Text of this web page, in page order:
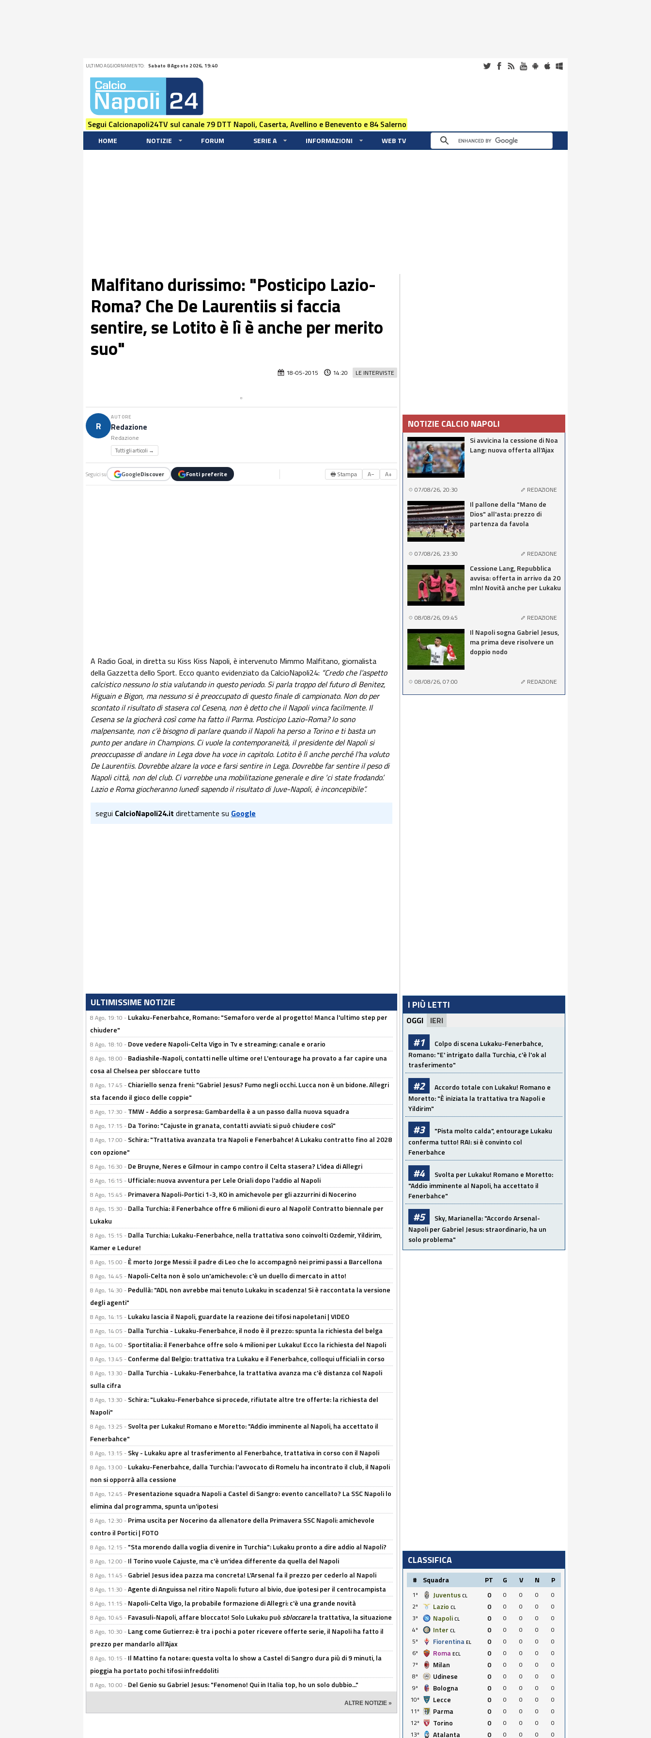
ULTIMO AGGIORNAMENTO: Sabato 8 Agosto 2026, 19:40
Segui Calcionapoli24TV sul canale 79 DTT Napoli, Caserta, Avellino e Benevento e 84 Salerno
HOME NOTIZIE FORUM SERIE A INFORMAZIONI WEB TV
Malfitano durissimo: "Posticipo Lazio-
Roma? Che De Laurentiis si faccia
sentire, se Lotito è lì è anche per merito
suo"
LE INTERVISTE
18-05-2015 14:20
R
AUTORE
Redazione
Redazione
Tutti gli articoli →
Seguici su GoogleDiscover Fonti preferite 🖶 Stampa A− A+
A Radio Goal, in diretta su Kiss Kiss Napoli, è intervenuto Mimmo Malfitano, giornalista
della Gazzetta dello Sport. Ecco quanto evidenziato da CalcioNapoli24: “Credo che l’aspetto
calcistico nessuno lo stia valutando in questo periodo. Si parla troppo del futuro di Benitez,
Higuain e Bigon, ma nessuno si è preoccupato di questo finale di campionato. Non do per
scontato il risultato di stasera col Cesena, non è detto che il Napoli vinca facilmente. Il
Cesena se la giocherà così come ha fatto il Parma. Posticipo Lazio-Roma? Io sono
malpensante, non c’è bisogno di parlare quando il Napoli ha perso a Torino e ti basta un
punto per andare in Champions. Ci vuole la contemporaneità, il presidente del Napoli si
preoccupasse di andare in Lega dove ha voce in capitolo. Lotito è lì anche perché l’ha voluto
De Laurentiis. Dovrebbe alzare la voce e farsi sentire in Lega. Dovrebbe far sentire il peso di
Napoli città, non del club. Ci vorrebbe una mobilitazione generale e dire ‘ci state frodando’.
Lazio e Roma giocheranno lunedì sapendo il risultato di Juve-Napoli, è inconcepibile”.
segui CalcioNapoli24.it direttamente su Google
ULTIMISSIME NOTIZIE
8 Ago, 19:10 - Lukaku-Fenerbahce, Romano: "Semaforo verde al progetto! Manca l'ultimo step per
chiudere"
8 Ago, 18:10 - Dove vedere Napoli-Celta Vigo in Tv e streaming: canale e orario
8 Ago, 18:00 - Badiashile-Napoli, contatti nelle ultime ore! L'entourage ha provato a far capire una
cosa al Chelsea per sbloccare tutto
8 Ago, 17:45 - Chiariello senza freni: "Gabriel Jesus? Fumo negli occhi. Lucca non è un bidone. Allegri
sta facendo il gioco delle coppie"
8 Ago, 17:30 - TMW - Addio a sorpresa: Gambardella è a un passo dalla nuova squadra
8 Ago, 17:15 - Da Torino: "Cajuste in granata, contatti avviati: si può chiudere così"
8 Ago, 17:00 - Schira: "Trattativa avanzata tra Napoli e Fenerbahce! A Lukaku contratto fino al 2028
con opzione"
8 Ago, 16:30 - De Bruyne, Neres e Gilmour in campo contro il Celta stasera? L'idea di Allegri
8 Ago, 16:15 - Ufficiale: nuova avventura per Lele Oriali dopo l'addio al Napoli
8 Ago, 15:45 - Primavera Napoli-Portici 1-3, KO in amichevole per gli azzurrini di Nocerino
8 Ago, 15:30 - Dalla Turchia: il Fenerbahce offre 6 milioni di euro al Napoli! Contratto biennale per
Lukaku
8 Ago, 15:15 - Dalla Turchia: Lukaku-Fenerbahce, nella trattativa sono coinvolti Ozdemir, Yildirim,
Kamer e Ledure!
8 Ago, 15:00 - È morto Jorge Messi: il padre di Leo che lo accompagnò nei primi passi a Barcellona
8 Ago, 14:45 - Napoli-Celta non è solo un'amichevole: c'è un duello di mercato in atto!
8 Ago, 14:30 - Pedullà: "ADL non avrebbe mai tenuto Lukaku in scadenza! Si è raccontata la versione
degli agenti"
8 Ago, 14:15 - Lukaku lascia il Napoli, guardate la reazione dei tifosi napoletani | VIDEO
8 Ago, 14:05 - Dalla Turchia - Lukaku-Fenerbahce, il nodo è il prezzo: spunta la richiesta del belga
8 Ago, 14:00 - Sportitalia: il Fenerbahce offre solo 4 milioni per Lukaku! Ecco la richiesta del Napoli
8 Ago, 13:45 - Conferme dal Belgio: trattativa tra Lukaku e il Fenerbahce, colloqui ufficiali in corso
8 Ago, 13:30 - Dalla Turchia - Lukaku-Fenerbahce, la trattativa avanza ma c'è distanza col Napoli
sulla cifra
8 Ago, 13:30 - Schira: "Lukaku-Fenerbahce si procede, rifiutate altre tre offerte: la richiesta del
Napoli"
8 Ago, 13:25 - Svolta per Lukaku! Romano e Moretto: "Addio imminente al Napoli, ha accettato il
Fenerbahce"
8 Ago, 13:15 - Sky - Lukaku apre al trasferimento al Fenerbahce, trattativa in corso con il Napoli
8 Ago, 13:00 - Lukaku-Fenerbahce, dalla Turchia: l'avvocato di Romelu ha incontrato il club, il Napoli
non si opporrà alla cessione
8 Ago, 12:45 - Presentazione squadra Napoli a Castel di Sangro: evento cancellato? La SSC Napoli lo
elimina dal programma, spunta un'ipotesi
8 Ago, 12:30 - Prima uscita per Nocerino da allenatore della Primavera SSC Napoli: amichevole
contro il Portici | FOTO
8 Ago, 12:15 - "Sta morendo dalla voglia di venire in Turchia": Lukaku pronto a dire addio al Napoli?
8 Ago, 12:00 - Il Torino vuole Cajuste, ma c'è un'idea differente da quella del Napoli
8 Ago, 11:45 - Gabriel Jesus idea pazza ma concreta! L'Arsenal fa il prezzo per cederlo al Napoli
8 Ago, 11:30 -Agente di Anguissa nel ritiro Napoli: futuro al bivio, due ipotesi per il centrocampista
8 Ago, 11:15 - Napoli-Celta Vigo, la probabile formazione di Allegri: c'è una grande novità
8 Ago, 10:45 - Favasuli-Napoli, affare bloccato! Solo Lukaku puòsbloccarela trattativa, la situazione
8 Ago, 10:30 - Lang come Gutierrez: è tra i pochi a poter ricevere offerte serie, il Napoli ha fatto il
prezzo per mandarlo all'Ajax
8 Ago, 10:15 - Il Mattino fa notare: questa volta lo show a Castel di Sangro dura più di 9 minuti, la
pioggia ha portato pochi tifosi infreddoliti
8 Ago, 10:00 - Del Genio su Gabriel Jesus: "Fenomeno! Qui in Italia top, ho un solo dubbio..."
ALTRE NOTIZIE »
NOTIZIE CALCIO NAPOLI
Si avvicina la cessione di Noa
Lang: nuova offerta all'Ajax
07/08/26, 20:30 REDAZIONE
Il pallone della "Mano de
Dios" all'asta: prezzo di
partenza da favola
07/08/26, 23:30 REDAZIONE
Cessione Lang, Repubblica
avvisa: offerta in arrivo da 20
mln! Novità anche per Lukaku
08/08/26, 09:45 REDAZIONE
Il Napoli sogna Gabriel Jesus,
ma prima deve risolvere un
doppio nodo
08/08/26, 07:00 REDAZIONE
I PIÙ LETTI
OGGI IERI
#1
Colpo di scena Lukaku-Fenerbahce,
Romano: "E' intrigato dalla Turchia, c'è l'ok al
trasferimento"
#2
Accordo totale con Lukaku! Romano e
Moretto: "È iniziata la trattativa tra Napoli e
Yildirim"
#3
"Pista molto calda", entourage Lukaku
conferma tutto! RAI: si è convinto col
Fenerbahce
#4
Svolta per Lukaku! Romano e Moretto:
"Addio imminente al Napoli, ha accettato il
Fenerbahce"
#5
Sky, Marianella: "Accordo Arsenal-
Napoli per Gabriel Jesus: straordinario, ha un
solo problema"
CLASSIFICA
# Squadra PT G V N P
1º Juventus CL 0 0 0 0
0
2º
Lazio CL 0 0 0 0
0
3º
Napoli CL 0 0 0 0
0
4º
Inter CL 0 0 0 0
0
5º
Fiorentina EL 0 0 0 0
0
6º
Roma ECL 0 0 0 0
0
7º
Milan 0 0 0 0
0
8º
Udinese 0 0 0 0
0
9º
Bologna 0 0 0 0
0
10º
Lecce 0 0 0 0
0
11º
Parma 0 0 0 0
0
12º
Torino 0 0 0 0
0
13º
Atalanta 0 0 0 0 0